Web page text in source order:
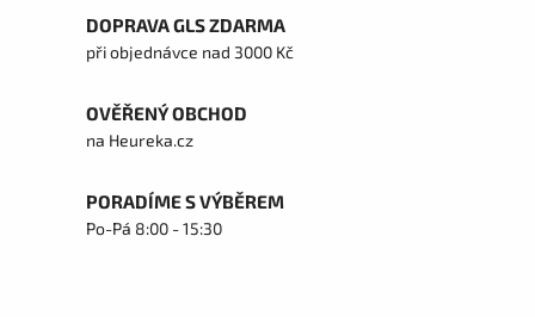
DOPRAVA GLS ZDARMA
při objednávce nad 3000 Kč
OVĚŘENÝ OBCHOD
na Heureka.cz
PORADÍME S VÝBĚREM
Po-Pá 8:00 - 15:30